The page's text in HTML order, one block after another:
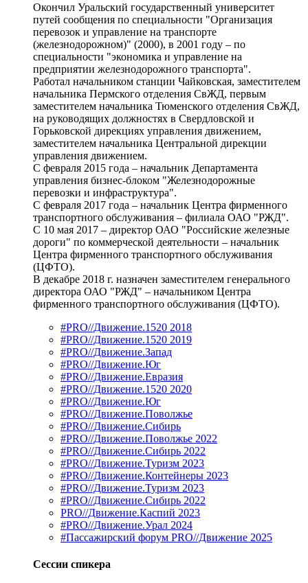
Окончил Уральский государственный университет
путей сообщения по специальности "Организация
перевозок и управление на транспорте
(железнодорожном)" (2000), в 2001 году – по
специальности "экономика и управление на
предприятии железнодорожного транспорта".
Работал начальником станции Чайковская, заместителем
начальника Пермского отделения СвЖД, первым
заместителем начальника Тюменского отделения СвЖД,
на руководящих должностях в Свердловской и
Горьковской дирекциях управления движением,
заместителем начальника Центральной дирекции
управления движением.
С февраля 2015 года – начальник Департамента
управления бизнес-блоком "Железнодорожные
перевозки и инфраструктура".
С февраля 2017 года – начальник Центра фирменного
транспортного обслуживания – филиала ОАО "РЖД".
С 10 мая 2017 – директор ОАО "Российские железные
дороги" по коммерческой деятельности – начальник
Центра фирменного транспортного обслуживания
(ЦФТО).
В декабре 2018 г. назначен заместителем генерального
директора ОАО "РЖД" – начальником Центра
фирменного транспортного обслуживания (ЦФТО).
#PRO//Движение.1520 2018
#PRO//Движение.1520 2019
#PRO//Движение.Запад
#PRO//Движение.Юг
#PRO//Движение.Евразия
#PRO//Движение.1520 2020
#PRO//Движение.Юг
#PRO//Движение.Поволжье
#PRO//Движение.Сибирь
#PRO//Движение.Поволжье 2022
#PRO//Движение.Сибирь 2022
#PRO//Движение.Туризм 2023
#PRO//Движение.Контейнеры 2023
#PRO//Движение.Туризм 2023
#PRO//Движение.Сибирь 2022
PRO//Движение.Каспий 2023
#PRO//Движение.Урал 2024
#Пассажирский форум PRO//Движение 2025
Сессии спикера